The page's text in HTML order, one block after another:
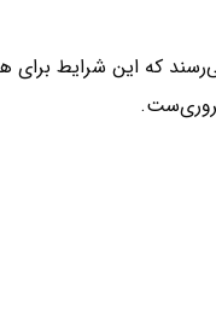
که این شرایط